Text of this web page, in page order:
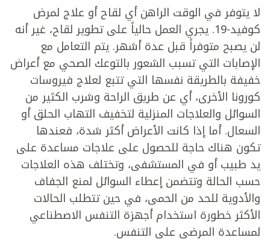
لا يتوفر في الوقت الراهن أي لقاح أو علاج لمرض
كوفيد-19. يجري العمل حالياً على تطوير لقاح، غير أنه
لن يصبح متوفراً قبل عدة أشهر. يتم التعامل مع
الإصابات التي تسبب الشعور بالتوعك الصحي مع أعراض
خفيفة بالطريقة نفسها التي تتبع لعلاج فيروسات
كورونا الأخرى، أي عن طريق الراحة وشرب الكثير من
السوائل والعلاجات المنزلية لتخفيف التهاب الحلق أو
السعال. أما إذا كانت الأعراض أكثر شدة، فعندها
تكون هناك حاجة للحصول على علاجات مساعدة على
يد طبيب أو في المستشفى، وتختلف هذه العلاجات
حسب الحالة وتتضمن إعطاء السوائل لمنع الجفاف
والأدوية للحد من الحمى، في حين تتطلب الحالات
الأكثر خطورة استخدام أجهزة التنفس الاصطناعي
لمساعدة المرضى على التنفس.